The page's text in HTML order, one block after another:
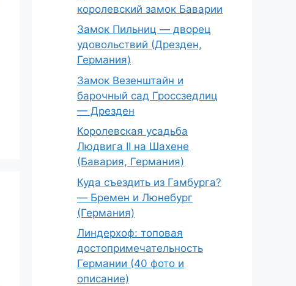
королевский замок Баварии
Замок Пильниц — дворец
удовольствий (Дрезден,
Германия)
Замок Везенштайн и
барочный сад Гроссзедлиц
— Дрезден
Королевская усадьба
Людвига II на Шахене
(Бавария, Германия)
Куда съездить из Гамбурга?
— Бремен и Люнебург
(Германия)
Линдерхоф: топовая
достопримечательность
Германии (40 фото и
описание)